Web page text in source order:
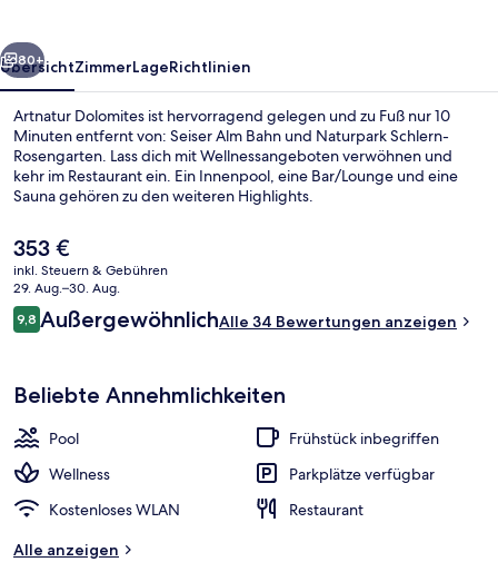
Weiter
80+
ÜbersichtZimmerLageRichtlinien
Artnatur Dolomites ist hervorragend gelegen und zu Fuß nur 10
Minuten entfernt von: Seiser Alm Bahn und Naturpark Schlern-
Rosengarten. Lass dich mit Wellnessangeboten verwöhnen und
kehr im Restaurant ein. Ein Innenpool, eine Bar/Lounge und eine
Sauna gehören zu den weiteren Highlights.
Der
aktuelle
Preis
beträgt
353 €.
353 €
inkl. Steuern & Gebühren
29. Aug.–30. Aug.
Bewertungen
9,89,8 von 10.
AußergewöhnlichAlle 34 Bewertungen anzeigen
Beliebte Annehmlichkeiten
Pool
Frühstück inbegriffen
Wellness
Parkplätze verfügbar
Kostenloses WLAN
Restaurant
Alle anzeigen